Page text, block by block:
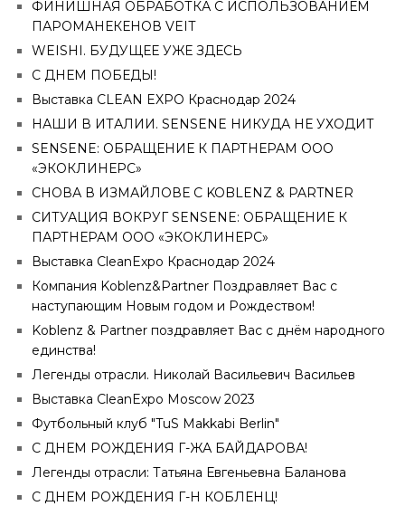
ФИНИШНАЯ ОБРАБОТКА С ИСПОЛЬЗОВАНИЕМ
ПАРОМАНЕКЕНОВ VEIT
WEISHI. БУДУЩЕЕ УЖЕ ЗДЕСЬ
С ДНЕМ ПОБЕДЫ!
Выставка CLEAN EXPO Краснодар 2024
НАШИ В ИТАЛИИ. SENSENE НИКУДА НЕ УХОДИТ
SENSENE: ОБРАЩЕНИЕ К ПАРТНЕРАМ ООО
«ЭКОКЛИНЕРС»
СНОВА В ИЗМАЙЛОВЕ С KOBLENZ & PARTNER
СИТУАЦИЯ ВОКРУГ SENSENE: ОБРАЩЕНИЕ К
ПАРТНЕРАМ ООО «ЭКОКЛИНЕРС»
Выставка CleanExpo Краснодар 2024
Компания Koblenz&Partner Поздравляет Вас с
наступающим Новым годом и Рождеством!
Koblenz & Partner поздравляет Вас с днём народного
единства!
Легенды отрасли. Николай Васильевич Васильев
Выставка CleanExpo Moscow 2023
Футбольный клуб "TuS Makkabi Berlin"
С ДНЕМ РОЖДЕНИЯ Г-ЖА БАЙДАРОВА!
Легенды отрасли: Татьяна Евгеньевна Баланова
С ДНЕМ РОЖДЕНИЯ Г-Н КОБЛЕНЦ!